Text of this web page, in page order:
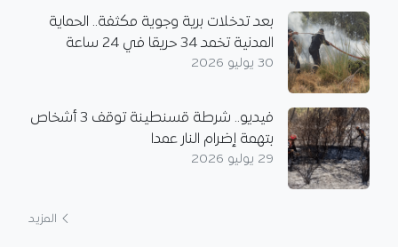
بعد تدخلات برية وجوية مكثفة.. الحماية
المدنية تخمد 34 حريقا في 24 ساعة
30 يوليو 2026
فيديو.. شرطة قسنطينة توقف 3 أشخاص
بتهمة إضرام النار عمدا
29 يوليو 2026
المزيد